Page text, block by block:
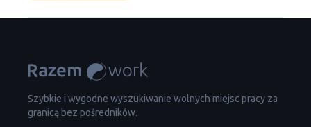
Szybkie i wygodne wyszukiwanie wolnych miejsc pracy za
granicą bez pośredników.